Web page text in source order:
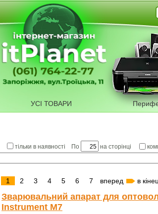
УСІ ТОВАРИ
тільки в наявності По на сторінці
1 2 3 4 5 6 7 вперед в
Зварювальний апарат для
Instrument M7